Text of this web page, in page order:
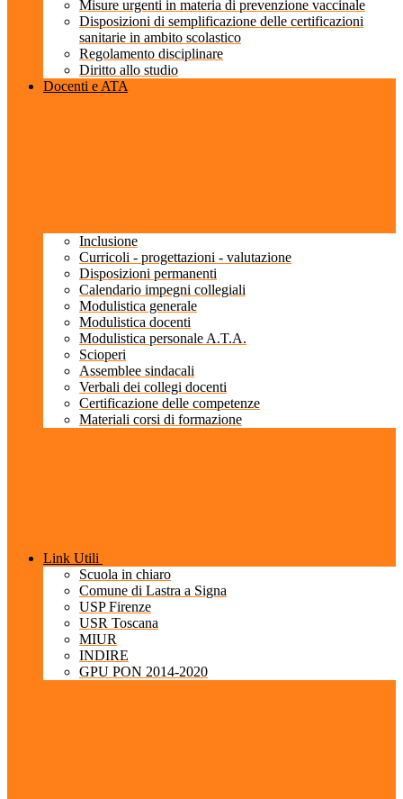
Misure urgenti in materia di prevenzione vaccinale
Disposizioni di semplificazione delle certificazioni
sanitarie in ambito scolastico
Regolamento disciplinare
Diritto allo studio
Docenti e ATA
Inclusione
Curricoli - progettazioni - valutazione
Disposizioni permanenti
Calendario impegni collegiali
Modulistica generale
Modulistica docenti
Modulistica personale A.T.A.
Scioperi
Assemblee sindacali
Verbali dei collegi docenti
Certificazione delle competenze
Materiali corsi di formazione
Link Utili
Scuola in chiaro
Comune di Lastra a Signa
USP Firenze
USR Toscana
MIUR
INDIRE
GPU PON 2014-2020